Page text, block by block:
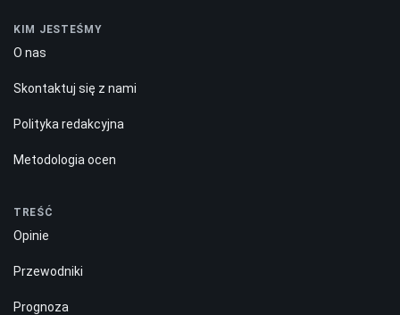
KIM JESTEŚMY
O nas
Skontaktuj się z nami
Polityka redakcyjna
Metodologia ocen
TREŚĆ
Opinie
Przewodniki
Prognoza